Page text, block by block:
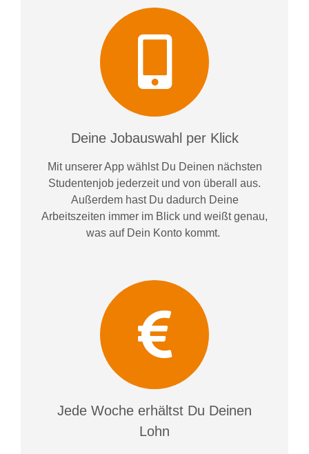
Deine Jobauswahl per Klick
Mit unserer App wählst Du Deinen nächsten
Studentenjob jederzeit und von überall aus.
Außerdem hast Du dadurch Deine
Arbeitszeiten immer im Blick und weißtgenau,
was auf Dein Konto kommt.
Jede Woche erhältst Du Deinen
Lohn